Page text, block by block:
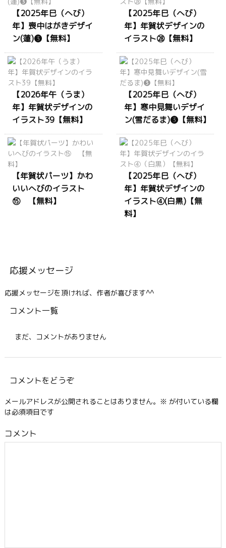
【2025年巳（へび）
年】喪中はがきデザイ
ン(蓮)❸【無料】
【2025年巳（へび）
年】年賀状デザインの
イラスト㉘【無料】
【2026年午（うま）
年】年賀状デザインの
イラスト39【無料】
【2025年巳（へび）
年】寒中見舞いデザイ
ン(雪だるま)❸【無料】
【年賀状パーツ】かわ
いいへびのイラスト
⑮ 【無料】
【2025年巳（へび）
年】年賀状デザインの
イラスト④(白黒)【無
料】
応援メッセージ
応援メッセージを頂ければ、作者が喜びます^^
コメント一覧
まだ、コメントがありません
コメントをどうぞ
メールアドレスが公開されることはありません。 ※ が付いている欄
は必須項目です
コメント